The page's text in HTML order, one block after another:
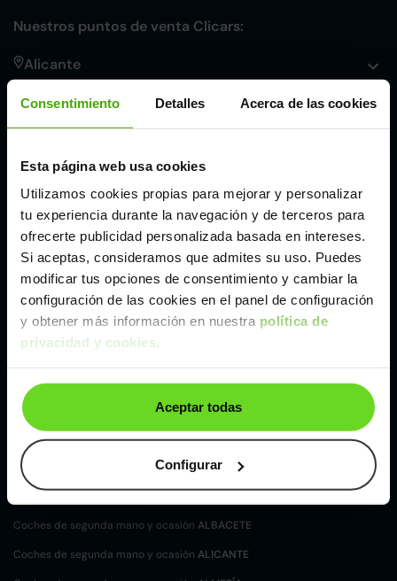
Consentimiento Detalles Acerca de las cookies
Esta página web usa cookies
Utilizamos cookies propias para mejorar y personalizar
tu experiencia durante la navegación y de terceros para
ofrecerte publicidad personalizada basada en intereses.
Si aceptas, consideramos que admites su uso. Puedes
modificar tus opciones de consentimiento y cambiar la
configuración de las cookies en el panel de configuración
y obtener más información en nuestra política de
privacidad y cookies.
Aceptar todas
Configurar
Nuestros puntos de venta Clicars:
Alicante
Madrid
Málaga
Valencia
Zaragoza
Ver Renault Captur de segunda mano y ocasión
Renault Captur de segunda mano y ocasión
Coches de segunda mano y ocasión por
localización
Coches de segunda mano y ocasión ALBACETE
Coches de segunda mano y ocasión ALICANTE